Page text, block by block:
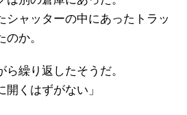
シャッターの中にあったトラッ
か。
繰り返したそうだ。
開くはずがない」